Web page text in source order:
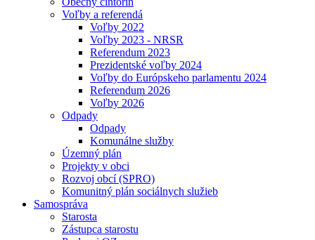
Voľby a referendá
Voľby 2022
Voľby 2023 - NRSR
Referendum 2023
Prezidentské voľby 2024
Voľby do Európskeho parlamentu 2024
Referendum 2026
Voľby 2026
Odpady
Odpady
Komunálne služby
Územný plán
Projekty v obci
Rozvoj obcí (SPRO)
Komunitný plán sociálnych služieb
Samospráva
Starosta
Zástupca starostu